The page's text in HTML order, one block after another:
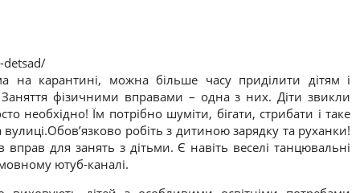
detsad/
на карантині, можна більше часу приділити дітям і
фізичними вправами – одна з них. Діти звикли
необхідно! Їм потрібно шуміти, бігати, стрибати і таке
робіть з дитиною зарядку та руханки!
для занять з дітьми. Є навіть веселі танцювальні
ютуб-каналі.